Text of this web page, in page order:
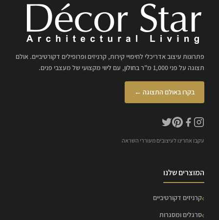
פתרונות עיצוב אדריכלי לחיפויי קירות, קרניזים ופרופילים דקורטיביים. אולם
תצוגה על פני 1,000 מ"ר בחולון, עם ליווי מקצועי של מעצבי פנים.
בקרו באולם התצוגה ←
עקבו אחרינו לעיצובים מעוררי השראה
המוצרים שלנו
קרניזים דקורטיביים
סרגלים ומסגרות